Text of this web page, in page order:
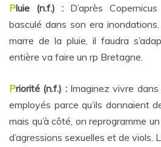
Pluie (n.f.) : D’après
basculé dans son era
marre de la pluie, il faudra
entière va faire un rp Bretagne.
Priorité (n.f.) :Imaginez vivre dans
employés parce qu’ils donnaient
mais qu’à côté, on reprogramme
d’agressions sexuelles et de viols.